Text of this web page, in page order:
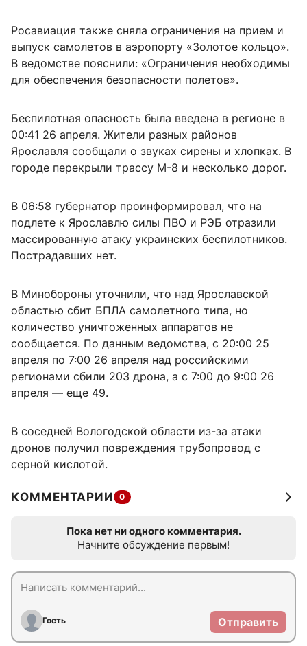
Росавиация также сняла ограничения на прием и
выпуск самолетов в аэропорту «Золотое кольцо».
В ведомстве пояснили: «Ограничения необходимы
для обеспечения безопасности полетов».
Беспилотная опасность была введена в регионе в
00:41 26 апреля. Жители разных районов
Ярославля сообщали о звуках сирены и хлопках. В
городе перекрыли трассу М-8 и несколько дорог.
В 06:58 губернатор проинформировал, что на
подлете к Ярославлю силы ПВО и РЭБ отразили
массированную атаку украинских беспилотников.
Пострадавших нет.
В Минобороны уточнили, что над Ярославской
областью сбит БПЛА самолетного типа, но
количество уничтоженных аппаратов не
сообщается. По данным ведомства, с 20:00 25
апреля по 7:00 26 апреля над российскими
регионами сбили 203 дрона, а с 7:00 до 9:00 26
апреля — еще 49.
В соседней Вологодской области из-за атаки
дронов получил повреждения трубопровод с
серной кислотой.
КОММЕНТАРИИ 0
Пока нет ни одного комментария.
Начните обсуждение первым!
Гость Отправить